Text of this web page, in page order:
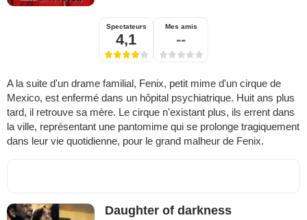
Spectateurs
4,1
Mes amis
--
A la suite d'un drame familial, Fenix, petit mime d'un cirque de
Mexico, est enfermé dans un hôpital psychiatrique. Huit ans plus
tard, il retrouve sa mère. Le cirque n'existant plus, ils errent dans
la ville, représentant une pantomime qui se prolonge tragiquement
dans leur vie quotidienne, pour le grand malheur de Fenix.
Daughter of darkness